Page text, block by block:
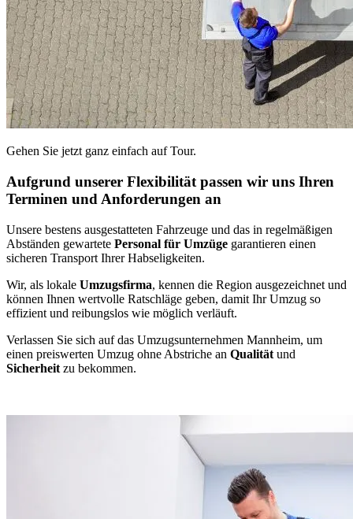
Gehen Sie jetzt ganz einfach auf Tour.
Aufgrund unserer Flexibilität passen wir uns Ihren
Terminen und Anforderungen an
Unsere bestens ausgestatteten Fahrzeuge und das in regelmäßigen
Abständen gewartete Personal für Umzüge garantieren einen
sicheren Transport Ihrer Habseligkeiten.
Wir, als lokale Umzugsfirma, kennen die Region ausgezeichnet und
können Ihnen wertvolle Ratschläge geben, damit Ihr Umzug so
effizient und reibungslos wie möglich verläuft.
Verlassen Sie sich auf das Umzugsunternehmen Mannheim, um
einen preiswerten Umzug ohne Abstriche an Qualität und
Sicherheit zu bekommen.